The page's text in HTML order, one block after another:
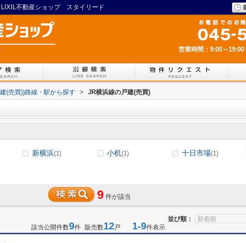
LIXIL不動産ショップ スタイリード
営業時間：9:00～19:00
(売買))路線・駅から探す > JR横浜線の戸建(売買)
新横浜(1) 小机(1) 十日市場(1)
9 件が該当
並び順：
該当公開件数9件 販売数12戸 1-9件表示